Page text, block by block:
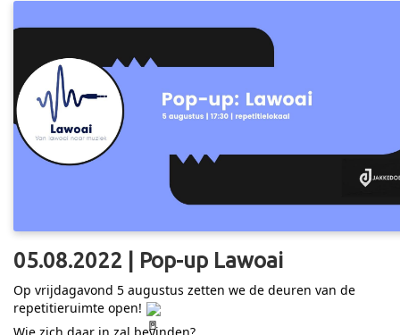
05.08.2022 | Pop-up Lawoai
Op vrijdagavond 5 augustus zetten we de deuren van de
repetitieruimte open!